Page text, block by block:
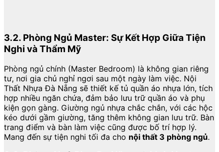
3.2. Phòng Ngủ Master: Sự Kết Hợp Giữa Tiện
Nghi và Thẩm Mỹ
Phòng ngủ chính (Master Bedroom) là không gian riêng
tư, nơi gia chủ nghỉ ngơi sau một ngày làm việc. Nội
Thất Nhựa Đà Nẵng sẽ thiết kế tủ quần áo nhựa lớn, tích
hợp nhiều ngăn chứa, đảm bảo lưu trữ quần áo và phụ
kiện gọn gàng. Giường ngủ nhựa chắc chắn, với các hộc
kéo dưới gầm giường, tăng thêm không gian lưu trữ. Bàn
trang điểm và bàn làm việc cũng được bố trí hợp lý.
Mang đến sự tiện nghi tối đa cho nội thất 3 phòng ngủ.